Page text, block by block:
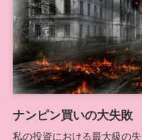
ナンピン買いの大失敗
私の投資における最大級の